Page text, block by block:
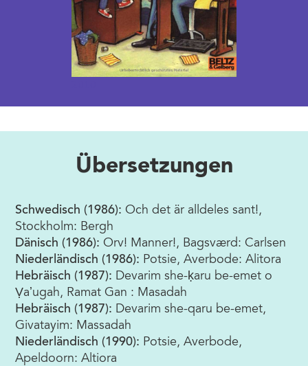
Übersetzungen
Schwedisch (1986): Och det är alldeles sant!,
Stockholm: Bergh
Dänisch (1986): Orv! Manner!, Bagsværd: Carlsen
Niederländisch (1986): Potsie, Averbode: Alitora
Hebräisch (1987): Devarim she-ḳaru be-emet o
Ṿaʼugah, Ramat Gan : Masadah
Hebräisch (1987): Devarim she-qaru be-emet,
Givatayim: Massadah
Niederländisch (1990): Potsie, Averbode,
Apeldoorn: Altiora